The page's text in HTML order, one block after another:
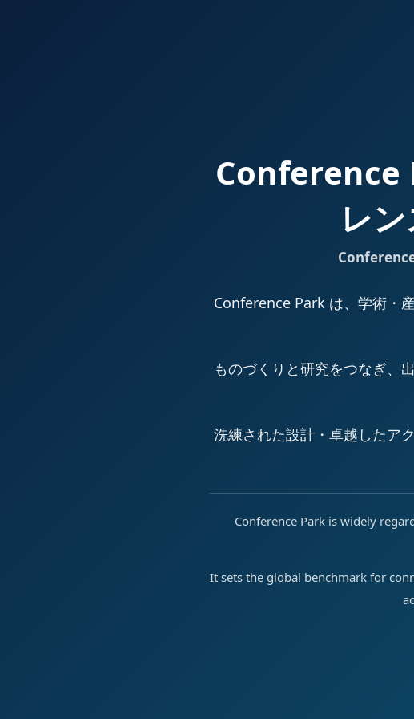
Conference
レ
Conference Park は、学術・
ものづくりと研究をつなぎ、
洗練された設計・卓越したア
Conference Park is widely
It sets the global benchmark for